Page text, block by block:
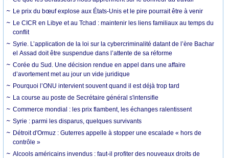
Le prix du bœuf explose aux États-Unis et le pire pourrait être à venir
Le CICR en Libye et au Tchad : maintenir les liens familiaux au temps du
conflit
Syrie. L’application de la loi sur la cybercriminalité datant de l’ère Bachar
el Assad doit être suspendue dans l’attente de sa réforme
Corée du Sud. Une décision rendue en appel dans une affaire
d’avortement met au jour un vide juridique
Pourquoi l’ONU intervient souvent quand il est déjà trop tard
La course au poste de Secrétaire général s'intensifie
Commerce mondial : les prix flambent, les échanges ralentissent
Syrie : parmi les disparus, quelques survivants
Détroit d'Ormuz : Guterres appelle à stopper une escalade « hors de
contrôle »
Alcools américains invendus : faut-il profiter des nouveaux droits de